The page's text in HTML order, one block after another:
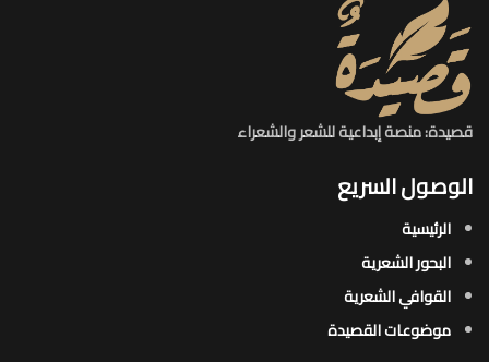
قصيدة: منصة إبداعية للشعر والشعراء
الوصول السريع
الرئيسية
البحور الشعرية​
القوافي الشعرية​
موضوعات القصيدة​